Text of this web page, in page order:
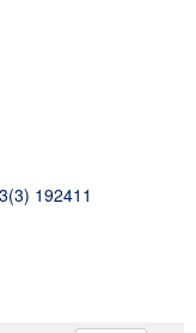
ト
ム市民社会ガバナンス
3(3) 192411